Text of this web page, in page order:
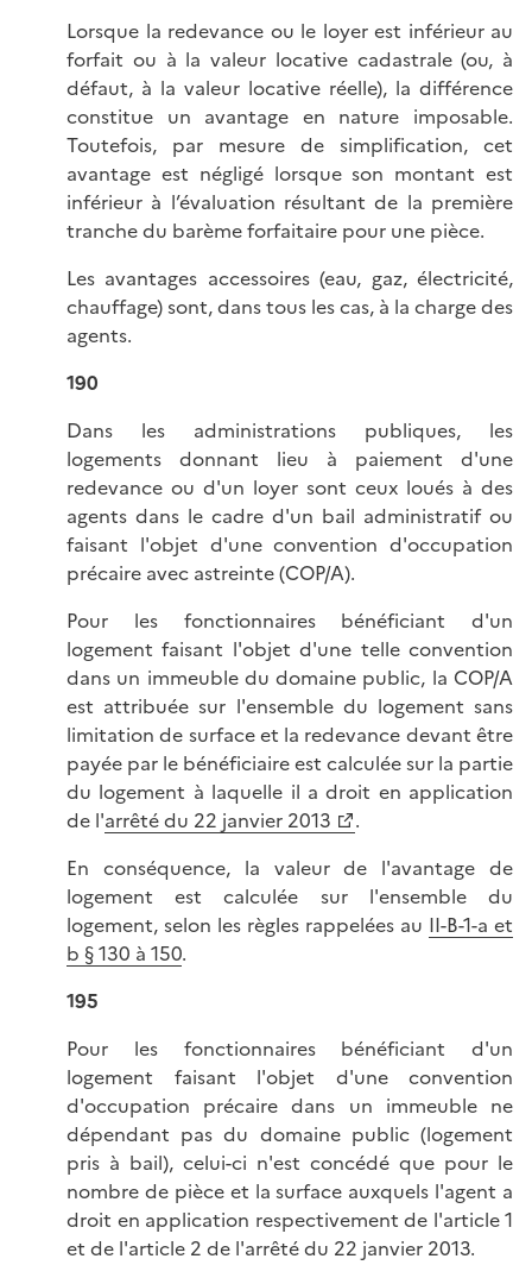
Lorsque la redevance ou le loyer est inférieur au
forfait ou à la valeur locative cadastrale (ou, à
défaut, à la valeur locative réelle), la différence
constitue un avantage en nature imposable.
Toutefois, par mesure de simplification, cet
avantage est négligé lorsque son montant est
inférieur à l’évaluation résultant de la première
tranche du barème forfaitaire pour une pièce.
Les avantages accessoires (eau, gaz, électricité,
chauffage) sont, dans tous les cas, à la charge des
agents.
190
Dans les administrations publiques, les
logements donnant lieu à paiement d'une
redevance ou d'un loyer sont ceux loués à des
agents dans le cadre d'un bail administratif ou
faisant l'objet d'une convention d'occupation
précaire avec astreinte (COP/A).
Pour les fonctionnaires bénéficiant d'un
logement faisant l'objet d'une telle convention
dans un immeuble du domaine public, la COP/A
est attribuée sur l'ensemble du logement sans
limitation de surface et la redevance devant être
payée par le bénéficiaire est calculée sur la partie
du logement à laquelle il a droit en application
de l'arrêté du 22 janvier 2013
.
En conséquence, la valeur de l'avantage de
logement est calculée sur l'ensemble du
logement, selon les règles rappelées au II-B-1-a et
b § 130 à 150.
195
Pour les fonctionnaires bénéficiant d'un
logement faisant l'objet d'une convention
d'occupation précaire dans un immeuble ne
dépendant pas du domaine public (logement
pris à bail), celui-ci n'est concédé que pour le
nombre de pièce et la surface auxquels l'agent a
droit en application respectivement de l'article 1
et de l'article 2 de l'arrêté du 22 janvier 2013.